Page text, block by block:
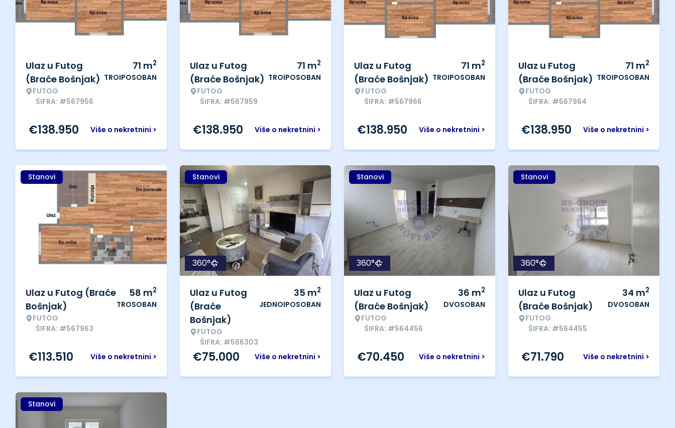
Ulaz u Futog
(Braće Bošnjak)
FUTOG
ŠIFRA: #567956
71 m2
TROIPOSOBAN
Više o nekretnini >
€138.950
Ulaz u Futog
(Braće Bošnjak)
FUTOG
ŠIFRA: #567959
71 m2
TROIPOSOBAN
Više o nekretnini >
€138.950
Ulaz u Futog
(Braće Bošnjak)
FUTOG
ŠIFRA: #567966
71 m2
TROIPOSOBAN
Više o nekretnini >
€138.950
Ulaz u Futog
(Braće Bošnjak)
FUTOG
ŠIFRA: #567964
71 m2
TROIPOSOBAN
Više o nekretnini >
€138.950
Stanovi
Ulaz u Futog (Braće
Bošnjak)
FUTOG
ŠIFRA: #567963
58 m2
TROSOBAN
Više o nekretnini >
€113.510
Stanovi
360°
Ulaz u Futog
(Braće
Bošnjak)
FUTOG
ŠIFRA: #566303
35 m2
JEDNOIPOSOBAN
Više o nekretnini >
€75.000
Stanovi
360°
Ulaz u Futog
(Braće Bošnjak)
FUTOG
ŠIFRA: #564456
36 m2
DVOSOBAN
Više o nekretnini >
€70.450
Stanovi
360°
Ulaz u Futog
(Braće Bošnjak)
FUTOG
ŠIFRA: #564455
34 m2
DVOSOBAN
Više o nekretnini >
€71.790
Stanovi